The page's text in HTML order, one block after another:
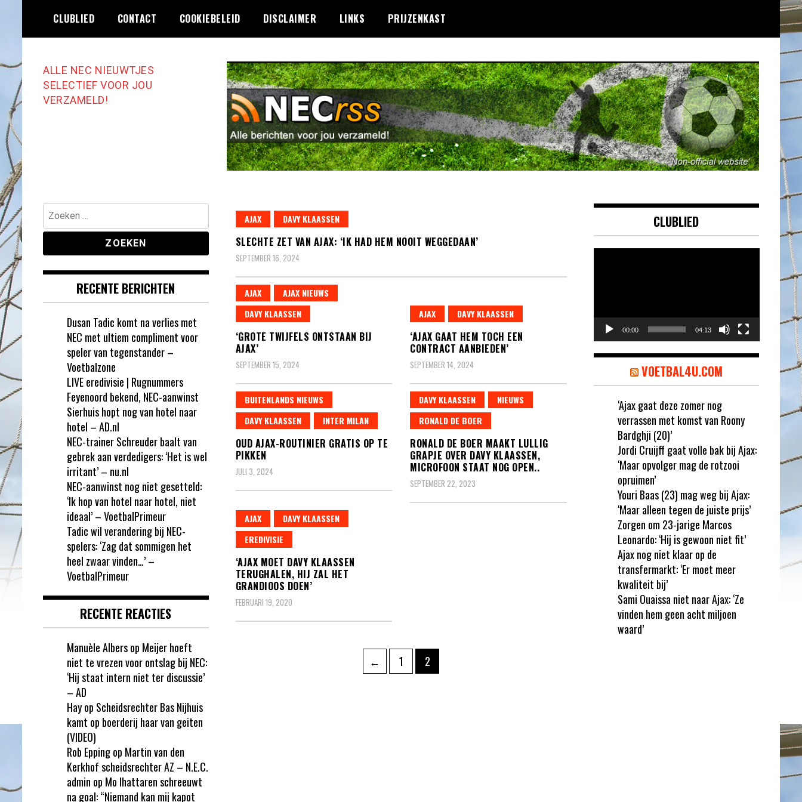
de
CLUBLIED CONTACT COOKIEBELEID DISCLAIMER LINKS PRIJZENKAST
ALLE NEC NIEUWTJES
SELECTIEF VOOR JOU
VERZAMELD!
AJAX DAVY KLAASSEN
SLECHTE ZET VAN AJAX: ‘IK HAD HEM NOOIT WEGGEDAAN’
SEPTEMBER 16, 2024
AJAX
AJAX NIEUWS
DAVY KLAASSEN
‘GROTE TWIJFELS ONTSTAAN BIJ
AJAX’
SEPTEMBER 15, 2024
AJAX DAVY KLAASSEN
‘AJAX GAAT HEM TOCH EEN
CONTRACT AANBIEDEN’
SEPTEMBER 14, 2024
BUITENLANDS NIEUWS
DAVY KLAASSEN
INTER MILAN
OUD AJAX-ROUTINIER GRATIS OP TE
PIKKEN
JULI 3, 2024
DAVY KLAASSEN
NIEUWS
RONALD DE BOER
RONALD DE BOER MAAKT LULLIG
GRAPJE OVER DAVY KLAASSEN,
MICROFOON STAAT NOG OPEN..
SEPTEMBER 22, 2023
AJAX
DAVY KLAASSEN
EREDIVISIE
‘AJAX MOET DAVY KLAASSEN
TERUGHALEN, HIJ ZAL HET
GRANDIOOS DOEN’
FEBRUARI 19, 2020
← Pagina
1 Pagina
2
Zoeken
naar:
RECENTE BERICHTEN
Dusan Tadic komt na verlies met
NEC met ultiem compliment voor
speler van tegenstander –
Voetbalzone
LIVE eredivisie | Rugnummers
Feyenoord bekend, NEC-aanwinst
Sierhuis hopt nog van hotel naar
hotel – AD.nl
NEC-trainer Schreuder baalt van
gebrek aan verdedigers: ‘Het is wel
irritant’ – nu.nl
NEC-aanwinst nog niet gesetteld:
‘Ik hop van hotel naar hotel, niet
ideaal’ – VoetbalPrimeur
Tadic wil verandering bij NEC-
spelers: ‘Zag dat sommigen het
heel zwaar vinden…’ –
VoetbalPrimeur
RECENTE REACTIES
Manuèle Albersop Meijer hoeft
niet te vrezen voor ontslag bij NEC:
‘Hij staat intern niet ter discussie’
– AD
Hayop Scheidsrechter Bas Nijhuis
kamt op boerderij haar van geiten
(VIDEO)
Rob Eppingop Martin van den
Kerkhof scheidsrechter AZ – N.E.C.
admin op Mo Ihattaren schreeuwt
na goal: “Niemand kan mij kapot
CLUBLIED
00:00 04:13
VOETBAL4U.COM
‘Ajax gaat deze zomer nog
verrassen met komst van Roony
Bardghji (20)’
Jordi Cruijff gaat volle bak bij Ajax:
‘Maar opvolger mag de rotzooi
opruimen’
Youri Baas (23) mag weg bij Ajax:
‘Maar alleen tegen de juiste prijs’
Zorgen om 23-jarige Marcos
Leonardo: ‘Hij is gewoon niet fit’
Ajax nog niet klaar op de
transfermarkt: ‘Er moet meer
kwaliteit bij’
Sami Ouaissa niet naar Ajax: ‘Ze
vinden hem geen acht miljoen
waard’